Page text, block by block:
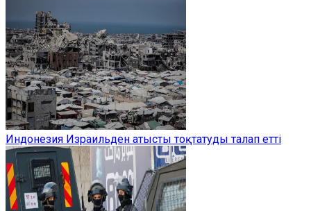
Индонезия Израильден атысты тоқтатуды талап етті